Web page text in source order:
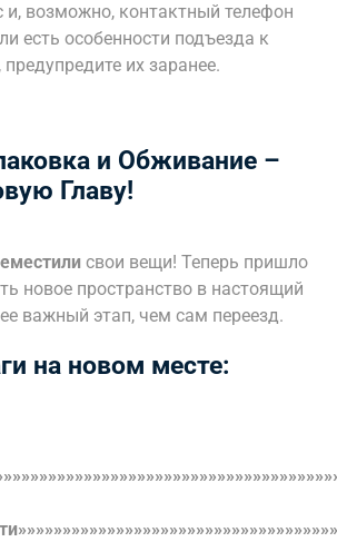
и, возможно, контактный телефон
есть особенности подъезда к
их заранее.
и Обживание –
Главу!
свои вещи! Теперь пришло
новое пространство в настоящий
важный этап, чем сам переезд.
на новом месте: